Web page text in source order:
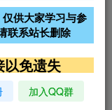
防免备案服务器
文字广告位招租
文字广告位招租
供大家学习与参
联系站长删除
免遗失
加入QQ群